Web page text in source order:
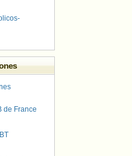
de France